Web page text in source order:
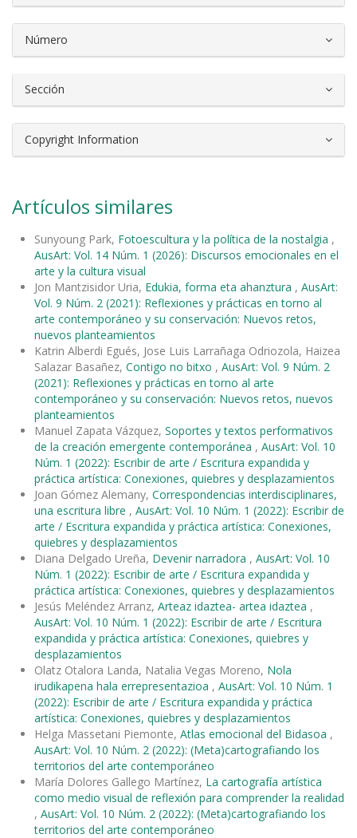
Número
Sección
Copyright Information
Artículos similares
Sunyoung Park, Fotoescultura y la política de la nostalgia ,
AusArt: Vol. 14 Núm. 1 (2026): Discursos emocionales en el
arte y la cultura visual
Jon Mantzisidor Uria, Edukia, forma eta ahanztura , AusArt:
Vol. 9 Núm. 2 (2021): Reflexiones y prácticas en torno al
arte contemporáneo y su conservación: Nuevos retos,
nuevos planteamientos
Katrin Alberdi Egués, Jose Luis Larrañaga Odriozola, Haizea
Salazar Basañez, Contigo no bitxo , AusArt: Vol. 9 Núm. 2
(2021): Reflexiones y prácticas en torno al arte
contemporáneo y su conservación: Nuevos retos, nuevos
planteamientos
Manuel Zapata Vázquez, Soportes y textos performativos
de la creación emergente contemporánea , AusArt: Vol. 10
Núm. 1 (2022): Escribir de arte / Escritura expandida y
práctica artística: Conexiones, quiebres y desplazamientos
Joan Gómez Alemany, Correspondencias interdisciplinares,
una escritura libre , AusArt: Vol. 10 Núm. 1 (2022): Escribir de
arte / Escritura expandida y práctica artística: Conexiones,
quiebres y desplazamientos
Diana Delgado Ureña, Devenir narradora , AusArt: Vol. 10
Núm. 1 (2022): Escribir de arte / Escritura expandida y
práctica artística: Conexiones, quiebres y desplazamientos
Jesús Meléndez Arranz, Arteaz idaztea- artea idaztea ,
AusArt: Vol. 10 Núm. 1 (2022): Escribir de arte / Escritura
expandida y práctica artística: Conexiones, quiebres y
desplazamientos
Olatz Otalora Landa, Natalia Vegas Moreno, Nola
irudikapena hala errepresentazioa , AusArt: Vol. 10 Núm. 1
(2022): Escribir de arte / Escritura expandida y práctica
artística: Conexiones, quiebres y desplazamientos
Helga Massetani Piemonte, Atlas emocional del Bidasoa ,
AusArt: Vol. 10 Núm. 2 (2022): (Meta)cartografiando los
territorios del arte contemporáneo
María Dolores Gallego Martínez, La cartografía artística
como medio visual de reflexión para comprender la realidad
, AusArt: Vol. 10 Núm. 2 (2022): (Meta)cartografiando los
territorios del arte contemporáneo